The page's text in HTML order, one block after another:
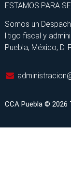
ESTAMOS PARA
Somos un
litigo fiscal y
Puebla, México, D.
CCA Puebla © 2026